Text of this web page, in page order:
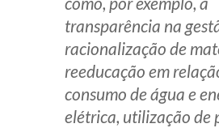
Telefone (41)
Whatsapp (41)
transparência na
racionalização de
reeducação em
consumo de água e
elétrica, utilização de